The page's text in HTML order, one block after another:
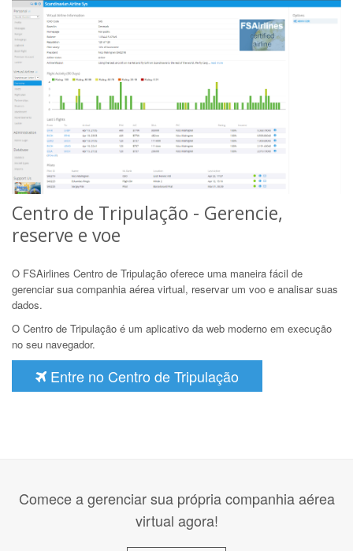
Centro de Tripulação - Gerencie,
reserve e voe
O FSAirlines Centro de Tripulação oferece uma maneira fácil de
gerenciar sua companhia aérea virtual, reservar um voo e analisar suas
dados.
O Centro de Tripulação é um aplicativo da web moderno em execução
no seu navegador.
Entre no Centro de Tripulação
Comece a gerenciar sua própria companhia aérea
virtual agora!